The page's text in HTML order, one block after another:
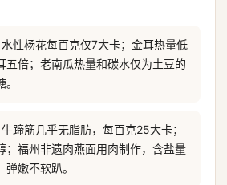
性杨花每百克仅7大卡；金耳热量低
五倍；老南瓜热量和碳水仅为土豆的
蹄筋几乎无脂肪，每百克25大卡；
；福州非遗肉燕面用肉制作，含盐量
嫩不软趴。